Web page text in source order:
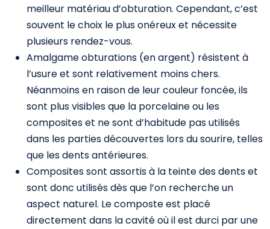
meilleur matériau d’obturation. Cependant, c’est
souvent le choix le plus onéreux et nécessite
plusieurs rendez-vous.
Amalgame obturations (en argent) résistent à
l’usure et sont relativement moins chers.
Néanmoins en raison de leur couleur foncée, ils
sont plus visibles que la porcelaine ou les
composites et ne sont d’habitude pas utilisés
dans les parties découvertes lors du sourire, telles
que les dents antérieures.
Composites sont assortis à la teinte des dents et
sont donc utilisés dès que l’on recherche un
aspect naturel. Le composte est placé
directement dans la cavité où il est durci par une